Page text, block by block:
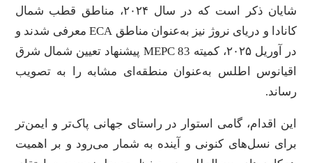
شایان ذکر است که در سال ۲۰۲۴، مناطق قطب شمال
کانادا و دریای نروژ نیز به‌عنوان مناطق ECA معرفی شدند و
در آوریل ۲۰۲۵، کمیته MEPC 83 پیشنهاد تعیین شمال شرق
اقیانوس اطلس به‌عنوان منطقه‌ای مشابه را به تصویب
رساند.
این اقدام، گامی استوار در راستای جهانی پاک‌تر و ایمن‌تر
برای نسل‌های کنونی و آینده به شمار می‌رود و بر اهمیت